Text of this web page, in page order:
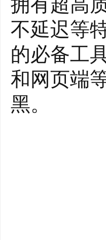
不延迟等
的必备工
和网页端
黑。